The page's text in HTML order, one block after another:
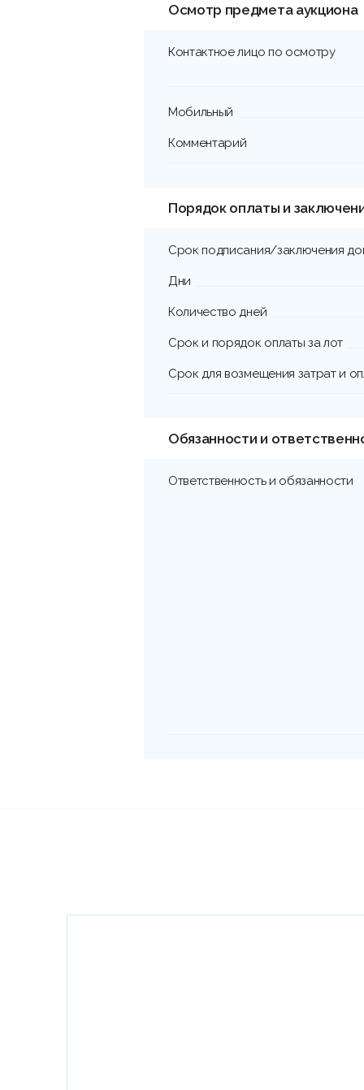
Осмотр предмета аукциона
Контактное лицо по осмотру
Мобильный
Комментарий
Порядок оплаты и
Срок подписания/заключения
Дни
Количество дней
Срок и порядок оплаты за лот
Срок для возмещения затрат и
Обязанности и
Ответственность и обязанности